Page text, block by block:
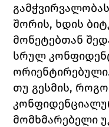
შორის, ხდის
მონეტებთან
სრულ
თუ გესმის,
მომხმარებელი